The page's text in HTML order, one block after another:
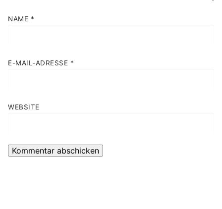
NAME *
E-MAIL-ADRESSE *
WEBSITE